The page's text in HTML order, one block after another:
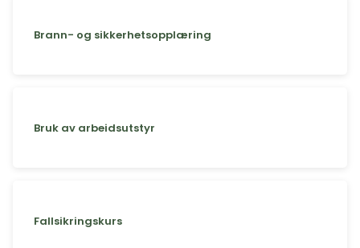
Brann- og sikkerhetsopplæring
Bruk av arbeidsutstyr
Fallsikringskurs